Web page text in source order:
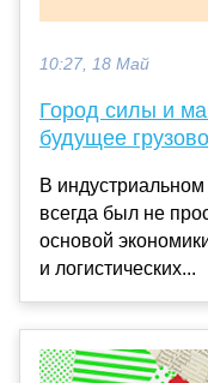
10:27, 18 Май
Город силы и
будущее
В
всегда был не
основой
и логистических...